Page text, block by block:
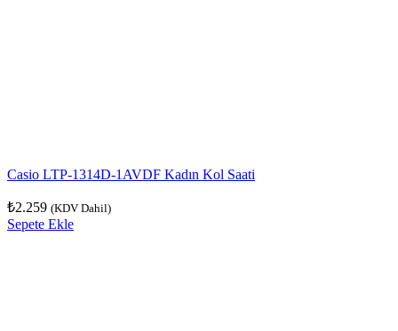
Casio LTP-1314D-1AVDF Kadın Kol Saati
₺2.259 (KDV Dahil)
Sepete Ekle